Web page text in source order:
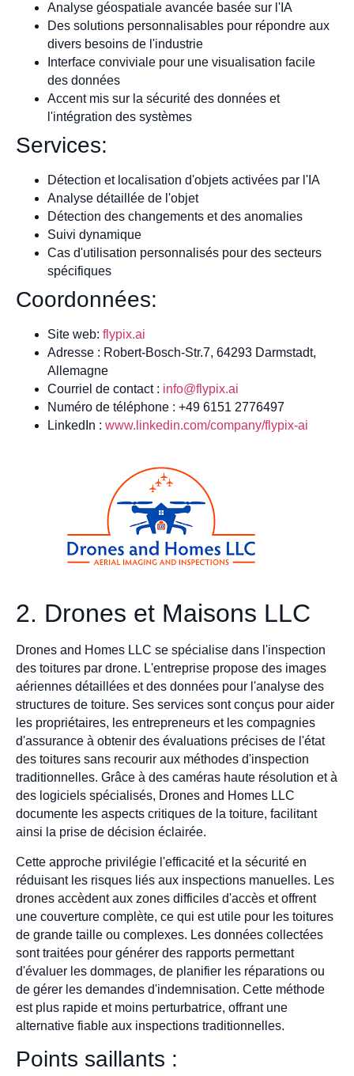
Analyse géospatiale avancée basée sur l'IA
Des solutions personnalisables pour répondre aux
divers besoins de l'industrie
Interface conviviale pour une visualisation facile
des données
Accent mis sur la sécurité des données et
l'intégration des systèmes
Services:
Détection et localisation d'objets activées par l'IA
Analyse détaillée de l'objet
Détection des changements et des anomalies
Suivi dynamique
Cas d'utilisation personnalisés pour des secteurs
spécifiques
Coordonnées:
Site web: flypix.ai
Adresse : Robert-Bosch-Str.7, 64293 Darmstadt,
Allemagne
Courriel de contact : info@flypix.ai
Numéro de téléphone : +49 6151 2776497
LinkedIn : www.linkedin.com/company/flypix-ai
2. Drones et Maisons LLC
Drones and Homes LLC se spécialise dans l'inspection
des toitures par drone. L'entreprise propose des images
aériennes détaillées et des données pour l'analyse des
structures de toiture. Ses services sont conçus pour aider
les propriétaires, les entrepreneurs et les compagnies
d'assurance à obtenir des évaluations précises de l'état
des toitures sans recourir aux méthodes d'inspection
traditionnelles. Grâce à des caméras haute résolution et à
des logiciels spécialisés, Drones and Homes LLC
documente les aspects critiques de la toiture, facilitant
ainsi la prise de décision éclairée.
Cette approche privilégie l'efficacité et la sécurité en
réduisant les risques liés aux inspections manuelles. Les
drones accèdent aux zones difficiles d'accès et offrent
une couverture complète, ce qui est utile pour les toitures
de grande taille ou complexes. Les données collectées
sont traitées pour générer des rapports permettant
d'évaluer les dommages, de planifier les réparations ou
de gérer les demandes d'indemnisation. Cette méthode
est plus rapide et moins perturbatrice, offrant une
alternative fiable aux inspections traditionnelles.
Points saillants :